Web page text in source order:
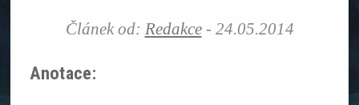
Článek od: Redakce- 24.05.2014
Anotace: